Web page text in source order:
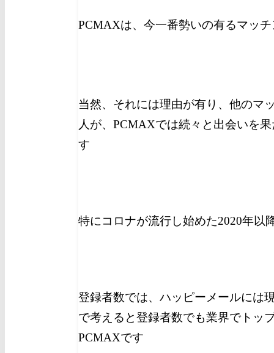
PCMAXは、今一番勢いの有るマッ
当然、それには理由が有り、他のマ
人が、PCMAXでは続々と出会いを
す
特にコロナが流行し始めた2020年以
登録者数では、ハッピーメールには
で考えると登録者数でも業界でトッ
PCMAXです